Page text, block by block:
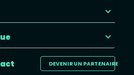
DEVENIR UN PARTENAIRE